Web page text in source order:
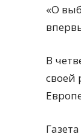
«О
В
своей